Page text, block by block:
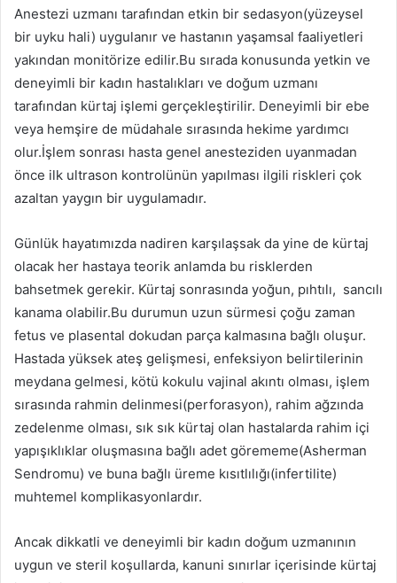
Anestezi uzmanı tarafından etkin bir sedasyon(yüzeysel
bir uyku hali) uygulanır ve hastanın yaşamsal faaliyetleri
yakından monitörize edilir.Bu sırada konusunda yetkin ve
deneyimli bir kadın hastalıkları ve doğum uzmanı
tarafından kürtaj işlemi gerçekleştirilir. Deneyimli bir ebe
veya hemşire de müdahale sırasında hekime yardımcı
olur.İşlem sonrası hasta genel anesteziden uyanmadan
önce ilk ultrason kontrolünün yapılması ilgili riskleri çok
azaltan yaygın bir uygulamadır.
Günlük hayatımızda nadiren karşılaşsak da yine de kürtaj
olacak her hastaya teorik anlamda bu risklerden
bahsetmek gerekir. Kürtaj sonrasında yoğun, pıhtılı, sancılı
kanama olabilir.Bu durumun uzun sürmesi çoğu zaman
fetus ve plasental dokudan parça kalmasına bağlı oluşur.
Hastada yüksek ateş gelişmesi, enfeksiyon belirtilerinin
meydana gelmesi, kötü kokulu vajinal akıntı olması, işlem
sırasında rahmin delinmesi(perforasyon), rahim ağzında
zedelenme olması, sık sık kürtaj olan hastalarda rahim içi
yapışıklıklar oluşmasına bağlı adet görememe(Asherman
Sendromu) ve buna bağlı üreme kısıtlılığı(infertilite)
muhtemel komplikasyonlardır.
Ancak dikkatli ve deneyimli bir kadın doğum uzmanının
uygun ve steril koşullarda, kanuni sınırlar içerisinde kürtaj